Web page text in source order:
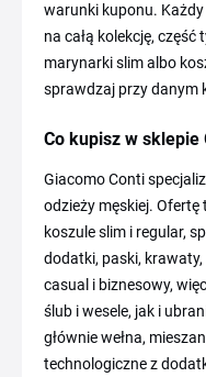
warunki kuponu. Każdy
na całą kolekcję,
marynarki slim albo
sprawdzaj przy danym
Co kupisz w sklepie
Giacomo Conti
odzieży męskiej.
koszule slim i regular,
dodatki, paski,
casual i biznesowy,
ślub i wesele, jak i
głównie wełna,
technologiczne z